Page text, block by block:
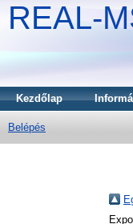
REAL-
Kezdőlap
Belépés